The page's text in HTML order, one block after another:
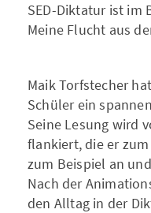
SED-Diktatur ist im
Meine Flucht aus
Maik Torfstecher
Schüler ein
Seine Lesung wird
flankiert, die er
zum Beispiel an
Nach der
den Alltag in der